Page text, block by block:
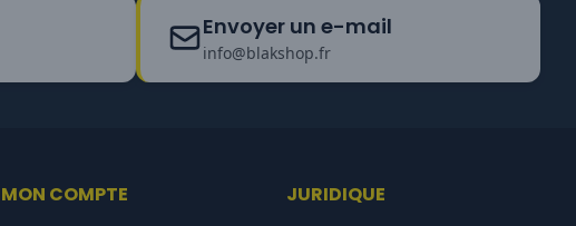
Envoyer un e-mail
info@blakshop.fr
MON COMPTE JURIDIQUE